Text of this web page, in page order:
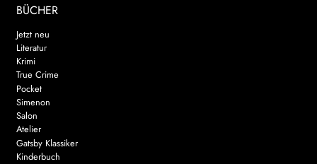
BÜCHER
Jetzt neu
Literatur
Krimi
True Crime
Pocket
Simenon
Salon
Atelier
Gatsby Klassiker
Kinderbuch